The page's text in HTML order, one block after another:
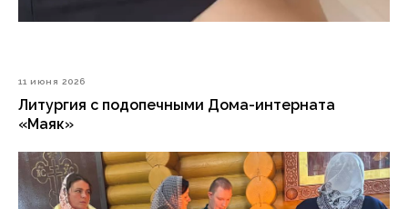
11 июня 2026
Литургия с подопечными Дома-интерната
«Маяк»